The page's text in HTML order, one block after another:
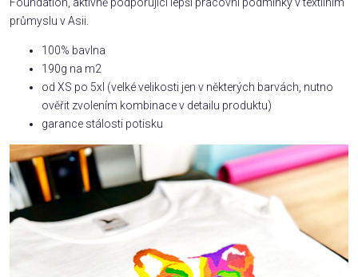
průmyslu v Asii.
100% bavlna
190g na m2
od XS po 5xl (velké velikosti jen v některých barvách, nutno
ověřit zvolením kombinace v detailu produktu)
garance stálosti potisku